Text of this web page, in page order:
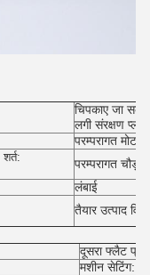
चिपकाए जा
लगी संरक्षण
परम्परागत मोटाई
शर्त:
परम्परागत चौड़ाई
लंबाई
तैयार उत्पाद
दूसरा फ्लैट प्रेस
मशीन सेटिंग: